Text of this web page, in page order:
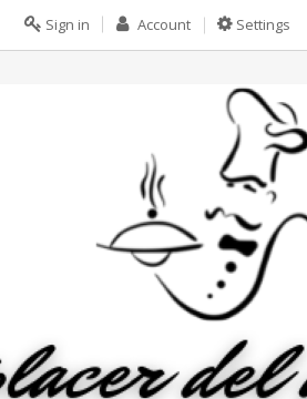
Settings
Account
Sign in